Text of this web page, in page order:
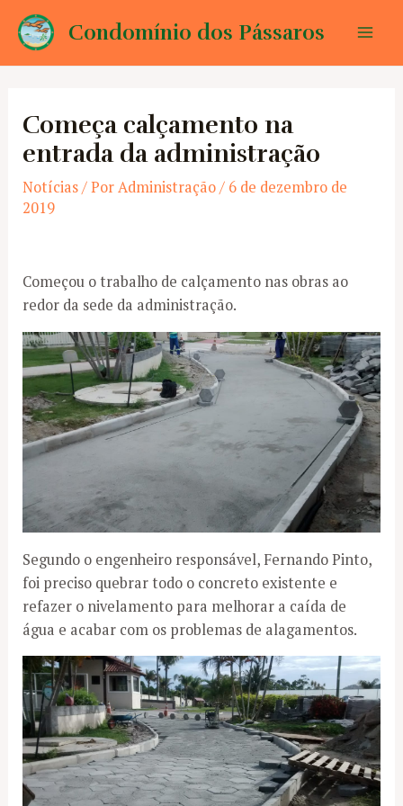
para
Condomínio dos Pássaros
Começa calçamento na
entrada da administração
Notícias/ PorAdministração/ 6 de dezembro de
2019
Começou o trabalho de calçamento nas obras ao
redor da sede da administração.
Segundo o engenheiro responsável, Fernando Pinto,
foi preciso quebrar todo o concreto existente e
refazer o nivelamento para melhorar a caída de
água e acabar com os problemas de alagamentos.